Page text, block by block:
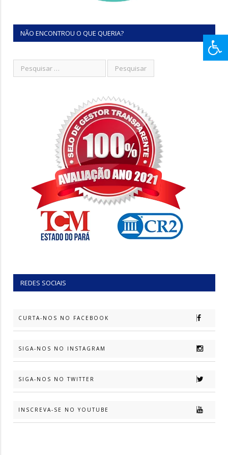
NÃO ENCONTROU O QUE QUERIA?
REDES SOCIAIS
CURTA-NOS NO FACEBOOK
SIGA-NOS NO INSTAGRAM
SIGA-NOS NO TWITTER
INSCREVA-SE NO YOUTUBE